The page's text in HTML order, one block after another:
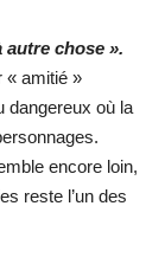
autre chose ».
« amitié »
dangereux où la
encore loin,
reste l’un des